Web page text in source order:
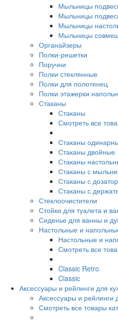
Мыльницы
Мыльницы
Мыльницы
Мыльницы
Органайзеры
Полки-решетки
Поручни
Полки стеклянные
Полки для полотенец
Полки этажерки
Стаканы
Стаканы
Смотреть все
Стаканы
Стаканы двойные
Стаканы
Стаканы с
Стаканы с
Стаканы с
Стеклоочистители
Стойки для туалета и
Сиденье для ванны и
Настольные и
Настольные и
Смотреть все
Classic Retro
Classic
Аксессуары и рейлинги для
Аксессуары и рейлинги
Смотреть все товары